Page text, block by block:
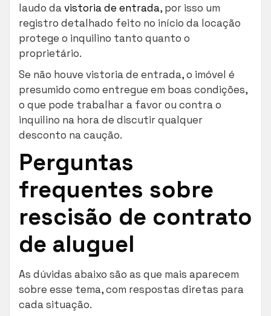
laudo davistoria de entrada, por isso um
registro detalhado feito no início da locação
protege o inquilino tanto quanto o
proprietário.
Se não houve vistoria de entrada, o imóvel é
presumido como entregue em boas condições,
o que pode trabalhar a favor ou contra o
inquilino na hora de discutir qualquer
desconto na caução.
Perguntas
frequentes sobre
rescisão de contrato
de aluguel
As dúvidas abaixo são as que mais aparecem
sobre esse tema, com respostas diretas para
cada situação.